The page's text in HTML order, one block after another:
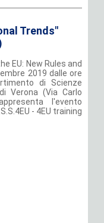
Trends"
EU: New Rules and
2019 dalle ore
di Scienze
Verona (Via Carlo
l'evento
- 4EU training